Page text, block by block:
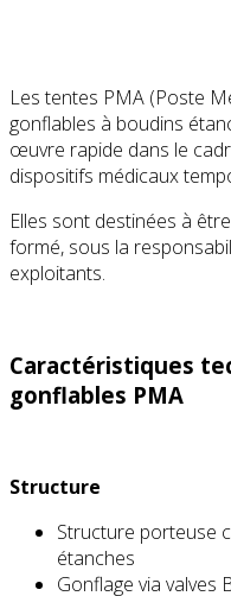
Les tentes PMA (Poste
gonflables à boudins
œuvre rapide dans le
dispositifs médicaux
Elles sont destinées à
formé, sous la
exploitants.
Caractéristiques
gonflables PMA
Structure
Structure porteuse
étanches
Gonflage via